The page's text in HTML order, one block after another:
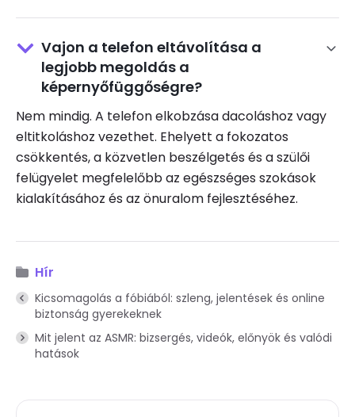
Vajon a telefon eltávolítása a
legjobb megoldás a
képernyőfüggőségre?
Nem mindig. A telefon elkobzása dacoláshoz vagy
eltitkoláshoz vezethet. Ehelyett a fokozatos
csökkentés, a közvetlen beszélgetés és a szülői
felügyelet megfelelőbb az egészséges szokások
kialakításához és az önuralom fejlesztéséhez.
Hír
Kicsomagolás a fóbiából: szleng, jelentések és online
biztonság gyerekeknek
Mit jelent az ASMR: bizsergés, videók, előnyök és valódi
hatások